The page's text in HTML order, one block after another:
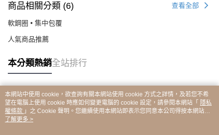
商品相關分類 (6) 查看全部
軟鋼圈 • 集中包覆
人氣商品推薦
本分類熱銷全站排行
熱門標籤
本網站中使用 cookie，欲查詢有關本網站使用 cookie 方式之詳情，及若您不希
望在電腦上使用 cookie 時應如何變更電腦的 cookie 設定，請參閱本網站「 隱私
權條款 」之 Cookie 聲明。您繼續使用本網站即表示您同意本公司得按本網站使
用條款之 Cookie 聲明使用 cookie。
了解更多 >